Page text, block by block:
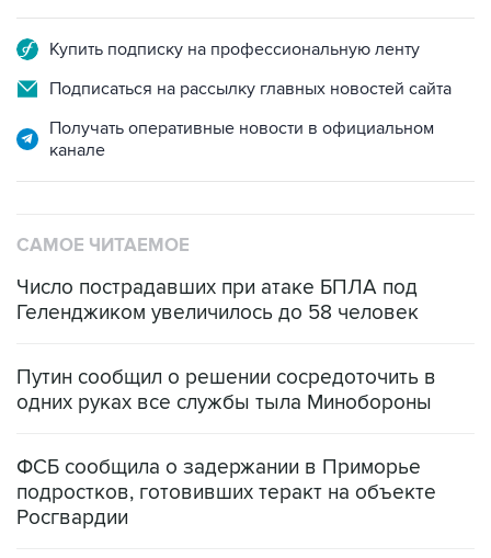
Подписаться на рассылку главных новостей сайта
Получать оперативные новости в официальном
Число пострадавших при атаке БПЛА под
Путин сообщил о решении сосредоточить в
ФСБ сообщила о задержании в Приморье
Росгвардии
Беспилотные технологии и ИИ на службе у